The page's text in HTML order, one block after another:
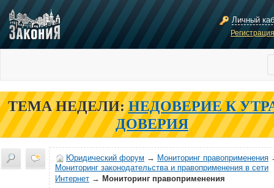
Личный
ТЕМА НЕДЕЛИ: НЕДОВЕРИЕ К
ДОВЕРИЯ
Юридический форум → Мониторинг правоприменения
Мониторинг законодательства и правоприменения в сети
Интернет → Мониторинг правоприменения